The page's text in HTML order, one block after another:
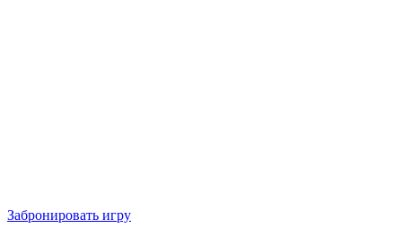
Забронировать игру